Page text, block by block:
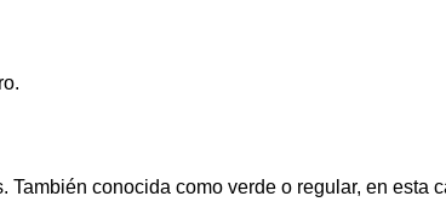
conocida como verde o regular, en esta